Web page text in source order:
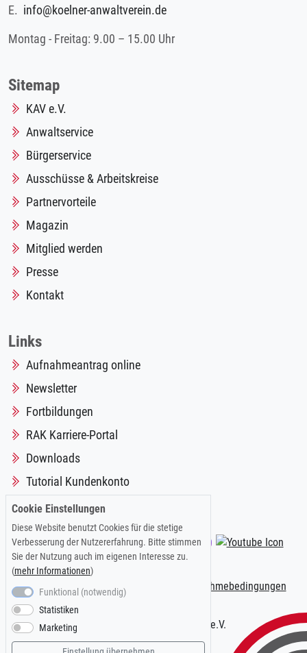
E. info@koelner-anwaltverein.de
Montag - Freitag: 9.00 – 15.00 Uhr
Sitemap
KAV e.V.
Anwaltservice
Bürgerservice
Ausschüsse & Arbeitskreise
Partnervorteile
Magazin
Mitglied werden
Presse
Kontakt
Links
Aufnahmeantrag online
Newsletter
Fortbildungen
RAK Karriere-Portal
Downloads
Tutorial Kundenkonto
Folgen Sie uns auf:
Impressum |Datenschutzerklärung Teilnahmebedingungen
© 2026 Kölner AnwaltVerein e.V.
Cookie Einstellungen
Diese Website benutzt Cookies für die stetige
Verbesserung der Nutzererfahrung. Bitte stimmen
Sie der Nutzung auch im eigenen Interesse zu.
(mehr Informationen)
Funktional (notwendig)
Statistiken
Marketing